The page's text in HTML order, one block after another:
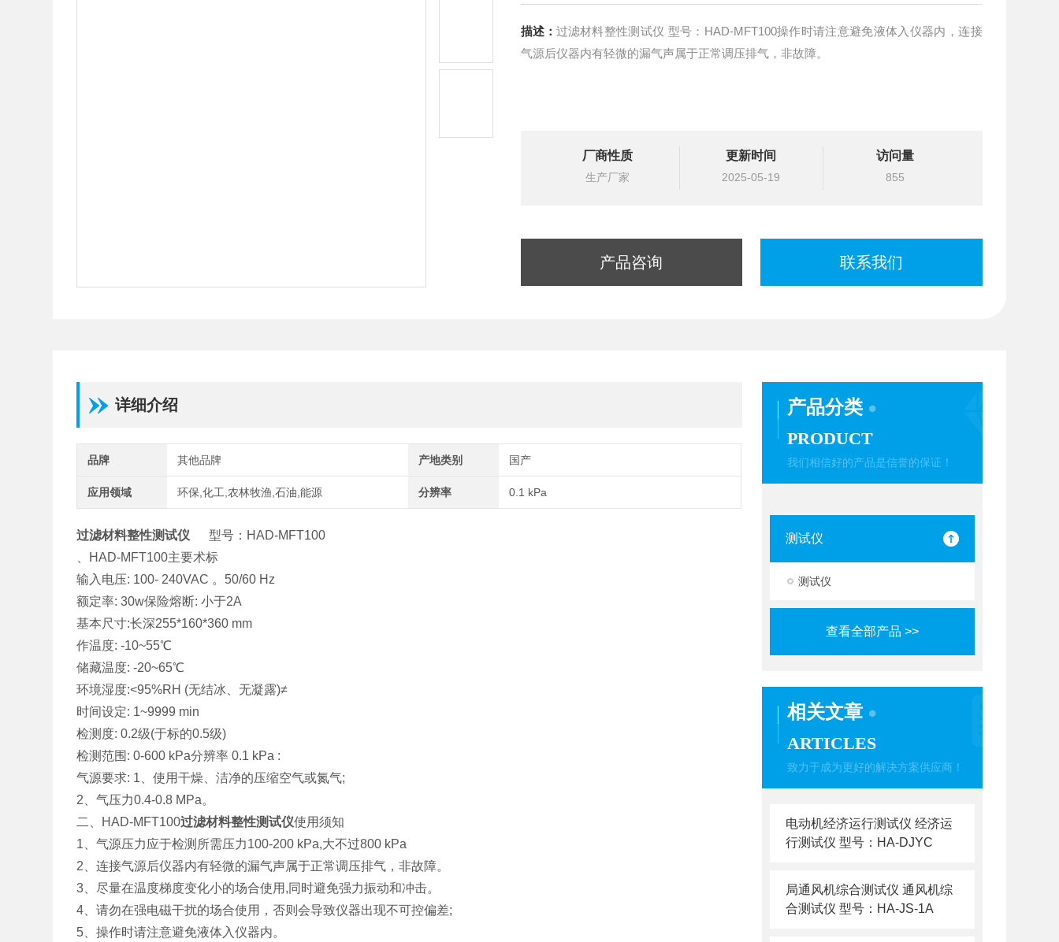
描述： 过滤材料整性测试仪 型号：HAD-MFT100操作时请注意避免液体入仪器内，连接
气源后仪器内有轻微的漏气声属于正常调压排气，非故障。
厂商性质
生产厂家
更新时间
2025-05-19
访问量
855
产品咨询 联系我们
产品分类
PRODUCT
我们相信好的产品是信誉的保证！
测试仪
测试仪
查看全部产品 >>
相关文章
ARTICLES
致力于成为更好的解决方案供应商！
电动机经济运行测试仪 经济运
行测试仪 型号：HA-DJYC
局通风机综合测试仪 通风机综
合测试仪 型号：HA-JS-1A
详细介绍
品牌 其他品牌 产地类别 国产
应用领域 环保,化工,农林牧渔,石油,能源 分辨率 0.1 kPa
过滤材料整性测试仪 型号：HAD-MFT100
、HAD-MFT100主要术标
输入电压: 100- 240VAC 。50/60 Hz
额定率: 30w保险熔断: 小于2A
基本尺寸:长深255*160*360 mm
作温度: -10~55℃
储藏温度: -20~65℃
环境湿度:<95%RH (无结冰、无凝露)≠
时间设定: 1~9999 min
检测度: 0.2级(于标的0.5级)
检测范围: 0-600 kPa分辨率 0.1 kPa :
气源要求: 1、使用干燥、洁净的压缩空气或氮气;
2、气压力0.4-0.8 MPa。
二、HAD-MFT100过滤材料整性测试仪使用须知
1、气源压力应于检测所需压力100-200 kPa,大不过800 kPa
2、连接气源后仪器内有轻微的漏气声属于正常调压排气，非故障。
3、尽量在温度梯度变化小的场合使用,同时避免强力振动和冲击。
4、请勿在强电磁干扰的场合使用，否则会导致仪器出现不可控偏差;
5、操作时请注意避免液体入仪器内。